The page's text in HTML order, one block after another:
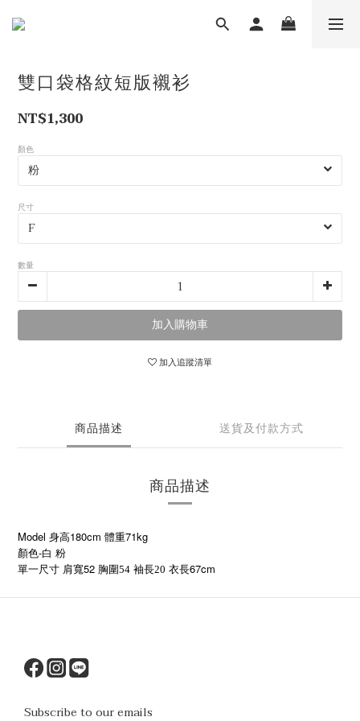
雙口袋格紋短版襯衫
NT$1,300
顏色
尺寸
數量
加入購物車
加入追蹤清單
商品描述 送貨及付款方式
商品描述
Model 身高180cm 體重71kg
顏色-白 粉
單一尺寸 肩寬52 胸圍54 袖長20 衣長67cm
Subscribe to our emails